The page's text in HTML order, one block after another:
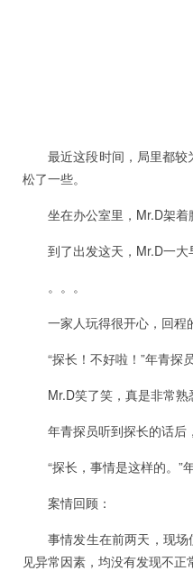
最近这段时间，局里都
松了一些。
坐在办公室里，Mr.D架
到了出发这天，Mr.D一
。。。
一家人玩得很开心，回程
“探长！不好啦！”年青探
Mr.D笑了笑，真是非常
年青探员听到探长的话后
“探长，事情是这样的。”
案情回顾：
事情发生在前两天，现
见异常因素，均没有发现不正